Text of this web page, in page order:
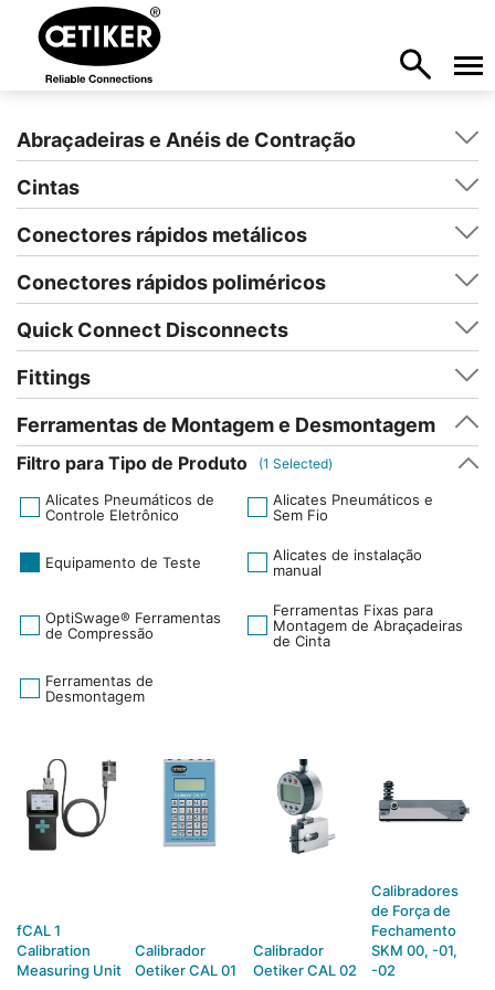
Abraçadeiras e Anéis de Contração
Cintas
Conectores rápidos metálicos
Conectores rápidos poliméricos
Quick Connect Disconnects
Fittings
Ferramentas de Montagem e Desmontagem
Filtro para Tipo de Produto (1 Selected)
Alicates Pneumáticos de
Controle Eletrônico
Alicates Pneumáticos e
Sem Fio
Equipamento de Teste
Alicates de instalação
manual
OptiSwage® Ferramentas
de Compressão
Ferramentas Fixas para
Montagem de Abraçadeiras
de Cinta
Ferramentas de
Desmontagem
fCAL 1
Calibration
Measuring Unit
Calibrador
Oetiker CAL 01
Calibrador
Oetiker CAL 02
Calibradores
de Força de
Fechamento
SKM 00, -01,
-02